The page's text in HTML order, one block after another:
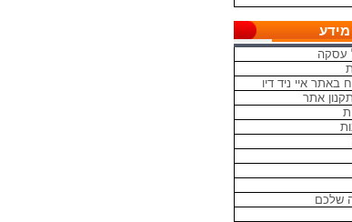
הכי זולים
והטונרים
אפשרות למשלוח
אינם סופיים,יש
כמותית פרטים
ביחס אישי
הצלחתנו
מידע
עסקה
באתר איי ניד דיו
אתר
שלכם